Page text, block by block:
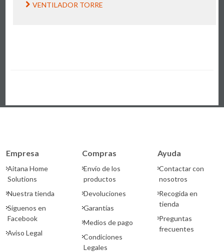
VENTILADOR TORRE
Empresa
Aitana Home
Solutions
Nuestra tienda
Síguenos en
Facebook
Aviso Legal
Compras
Envío de los
productos
Devoluciones
Garantías
Medios de pago
Condiciones
Legales
Ayuda
Contactar con
nosotros
Recogida en
tienda
Preguntas
frecuentes